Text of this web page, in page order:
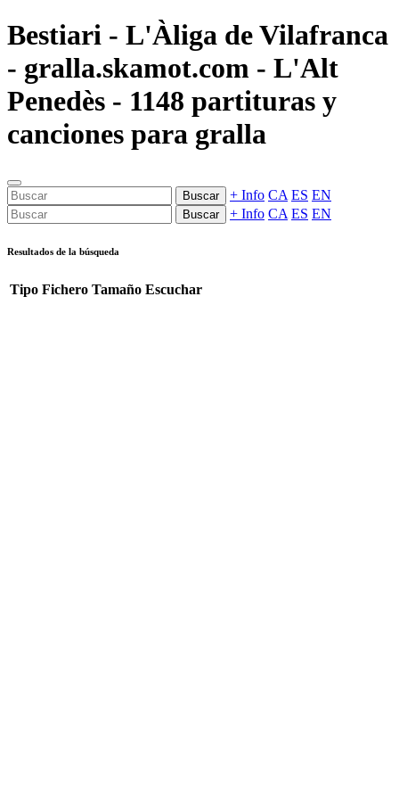
Bestiari - L'Àliga de Vilafranca
- gralla.skamot.com - L'Alt
Penedès - 1148 partituras y
canciones para gralla
Buscar + Info CA ES EN
Buscar + Info CA ES EN
Resultados de la búsqueda
Tipo Fichero Tamaño Escuchar